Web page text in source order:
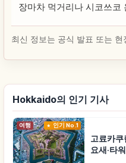
장마차 먹거리나 시코쓰코
최신 정보는 공식 발표 또는 현
Hokkaido의 인기 기사
여행 인기 No.1
고료카
요새·타